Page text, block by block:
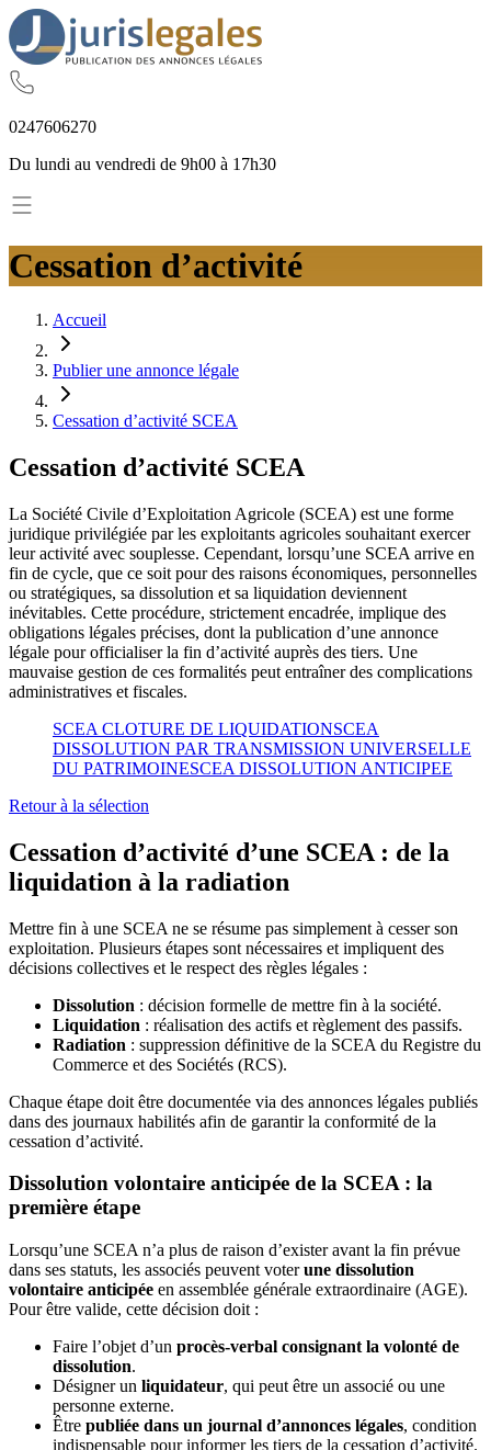
0247606270
Du lundi au vendredi de 9h00 à 17h30
Cessation d’activité
Accueil
Publier une annonce légale
Cessation d’activité SCEA
Cessation d’activité SCEA
La Société Civile d’Exploitation Agricole (SCEA) est une forme
juridique privilégiée par les exploitants agricoles souhaitant exercer
leur activité avec souplesse. Cependant, lorsqu’une SCEA arrive en
fin de cycle, que ce soit pour des raisons économiques, personnelles
ou stratégiques, sa dissolution et sa liquidation deviennent
inévitables. Cette procédure, strictement encadrée, implique des
obligations légales précises, dont la publication d’une annonce
légale pour officialiser la fin d’activité auprès des tiers. Une
mauvaise gestion de ces formalités peut entraîner des complications
administratives et fiscales.
SCEA CLOTURE DE LIQUIDATIONSCEA
DISSOLUTION PAR TRANSMISSION UNIVERSELLE
DU PATRIMOINESCEA DISSOLUTION ANTICIPEE
Retour à la sélection
Cessation d’activité d’une SCEA : de la
liquidation à la radiation
Mettre fin à une SCEA ne se résume pas simplement à cesser son
exploitation. Plusieurs étapes sont nécessaires et impliquent des
décisions collectives et le respect des règles légales :
Dissolution : décision formelle de mettre fin à la société.
Liquidation : réalisation des actifs et règlement des passifs.
Radiation : suppression définitive de la SCEA du Registre du
Commerce et des Sociétés (RCS).
Chaque étape doit être documentée via des annonces légales publiés
dans des journaux habilités afin de garantir la conformité de la
cessation d’activité.
Dissolution volontaire anticipée de la SCEA : la
première étape
Lorsqu’une SCEA n’a plus de raison d’exister avant la fin prévue
dans ses statuts, les associés peuvent voterune dissolution
volontaire anticipée en assemblée générale extraordinaire (AGE).
Pour être valide, cette décision doit :
Faire l’objet d’un procès-verbal consignant la volonté de
dissolution.
Désigner un liquidateur, qui peut être un associé ou une
personne externe.
Être publiée dans un journal d’annonces légales, condition
indispensable pour informer les tiers de la cessation d’activité.